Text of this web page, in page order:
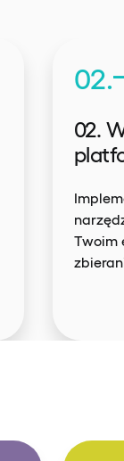
02.
02.
Twoim